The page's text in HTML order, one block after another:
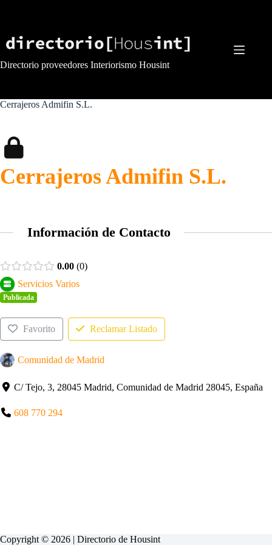
Directorio proveedores Interiorismo Housint
Cerrajeros Admifin S.L.
Cerrajeros Admifin S.L.
Información de Contacto
0.00 0
Servicios Varios
Publicada
Favorito Reclamar Listado
Comunidad de Madrid
C/ Tejo, 3, 28045 Madrid, Comunidad de Madrid 28045, España
608 770 294
Copyright © 2026 | Directorio de Housint